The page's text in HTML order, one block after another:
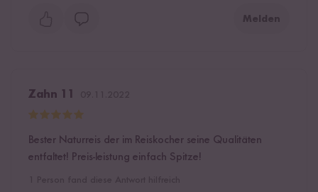
Melden
Zahn 11
Bester Naturreis der im Reiskocher seine Qualitäten
entfaltet! Preis-leistung einfach Spitze!